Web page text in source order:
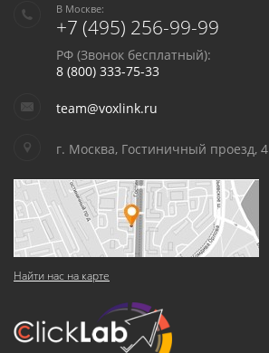
В Москве:
+7 (495) 256-99-99
РФ (Звонок бесплатный):
8 (800) 333-75-33
team@voxlink.ru
г. Москва, Гостиничный проезд, 4
Найти нас на карте